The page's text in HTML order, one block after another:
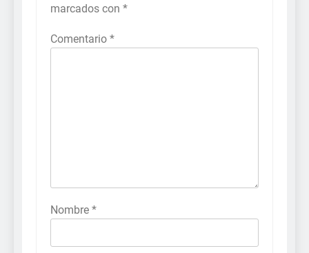
marcados con *
Comentario *
Nombre *